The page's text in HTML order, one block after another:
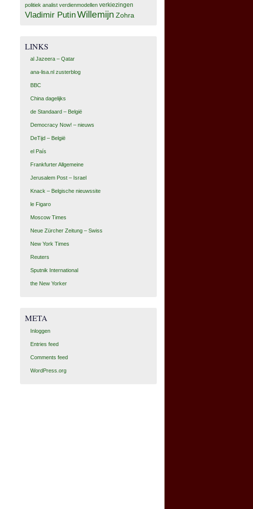
politiek analist verdienmodellen verkiezingen
Vladimir PutinWillemijn Zohra
LINKS
al Jazeera – Qatar
ana-lisa.nl zusterblog
BBC
China dagelijks
de Standaard – België
Democracy Now! – nieuws
DeTijd – België
el País
Frankfurter Allgemeine
Jerusalem Post – Israel
Knack – Belgische nieuwssite
le Figaro
Moscow Times
Neue Zürcher Zeitung – Swiss
New York Times
Reuters
Sputnik International
the New Yorker
META
Inloggen
Entries feed
Comments feed
WordPress.org